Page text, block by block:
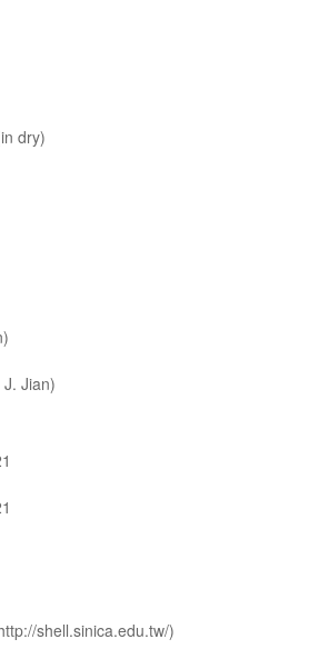
dry)
Jian)
shell.sinica.edu.tw/)